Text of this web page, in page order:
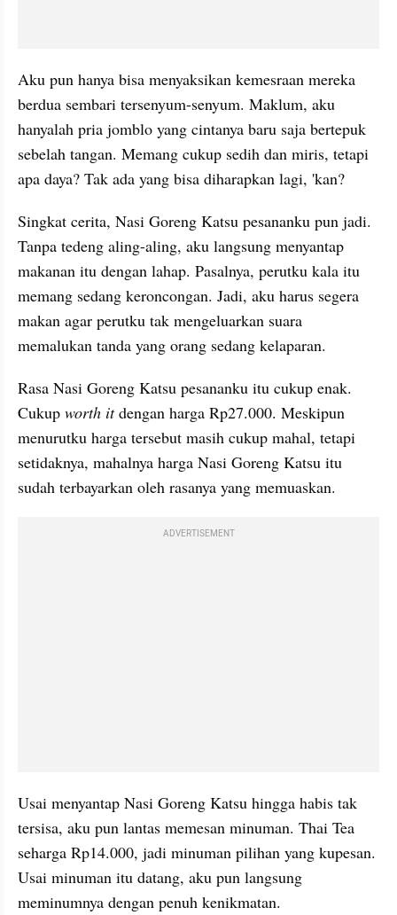
Aku pun hanya bisa menyaksikan kemesraan mereka
berdua sembari tersenyum-senyum. Maklum, aku
hanyalah pria jomblo yang cintanya baru saja bertepuk
sebelah tangan. Memang cukup sedih dan miris, tetapi
apa daya? Tak ada yang bisa diharapkan lagi, 'kan?
Singkat cerita, Nasi Goreng Katsu pesananku pun jadi.
Tanpa tedeng aling-aling, aku langsung menyantap
makanan itu dengan lahap. Pasalnya, perutku kala itu
memang sedang keroncongan. Jadi, aku harus segera
makan agar perutku tak mengeluarkan suara
memalukan tanda yang orang sedang kelaparan.
Rasa Nasi Goreng Katsu pesananku itu cukup enak.
Cukup worth it dengan harga Rp27.000. Meskipun
menurutku harga tersebut masih cukup mahal, tetapi
setidaknya, mahalnya harga Nasi Goreng Katsu itu
sudah terbayarkan oleh rasanya yang memuaskan.
ADVERTISEMENT
Usai menyantap Nasi Goreng Katsu hingga habis tak
tersisa, aku pun lantas memesan minuman. Thai Tea
seharga Rp14.000, jadi minuman pilihan yang kupesan.
Usai minuman itu datang, aku pun langsung
meminumnya dengan penuh kenikmatan.